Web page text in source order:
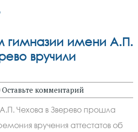
гимназии имени А.П.
вручили
Оставьте комментарий
Чехова в Зверево прошла
вручения аттестатов об